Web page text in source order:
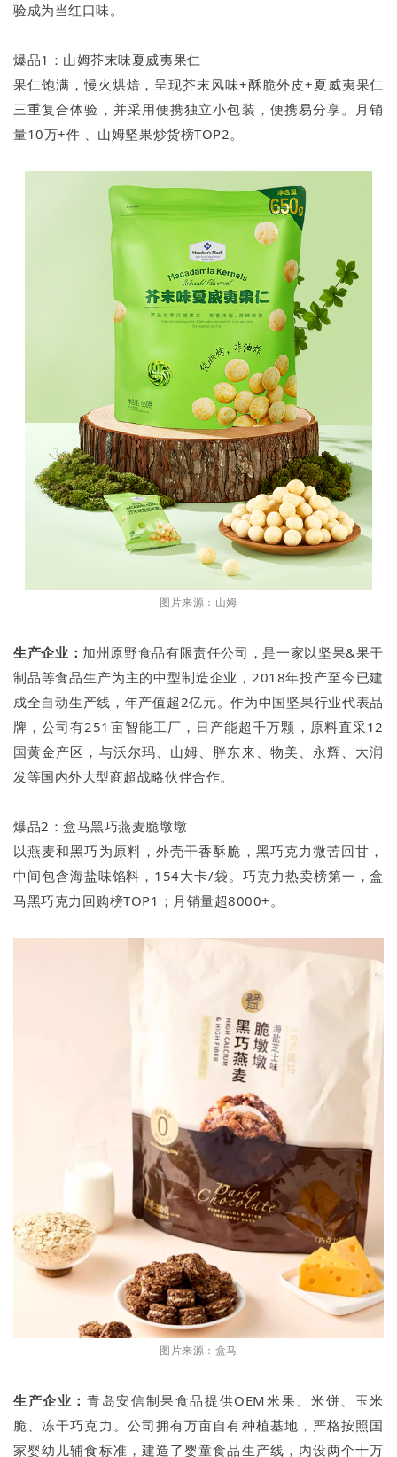
验成为当红口味。
爆品1：山姆芥末味夏威夷果仁
果仁饱满，慢火烘焙，呈现芥末风味+酥脆外皮+夏威夷果仁
三重复合体验，并采用便携独立小包装，便携易分享。月销
量10万+件 、山姆坚果炒货榜TOP2。
图片来源：山姆
生产企业： 加州原野食品有限责任公司，是一家以坚果&果干
制品等食品生产为主的中型制造企业，2018年投产至今已建
成全自动生产线，年产值超2亿元。作为中国坚果行业代表品
牌，公司有251亩智能工厂，日产能超千万颗，原料直采12
国黄金产区，与沃尔玛、山姆、胖东来、物美、永辉、大润
发等国内外大型商超战略伙伴合作。
爆品2：盒马黑巧燕麦脆墩墩
以燕麦和黑巧为原料，外壳干香酥脆，黑巧克力微苦回甘，
中间包含海盐味馅料，154大卡/袋。巧克力热卖榜第一，盒
马黑巧克力回购榜TOP1；月销量超8000+。
图片来源：盒马
生产企业：青岛安信制果食品提供OEM米果、米饼、玉米
脆、冻干巧克力。公司拥有万亩自有种植基地，严格按照国
家婴幼儿辅食标准，建造了婴童食品生产线，内设两个十万